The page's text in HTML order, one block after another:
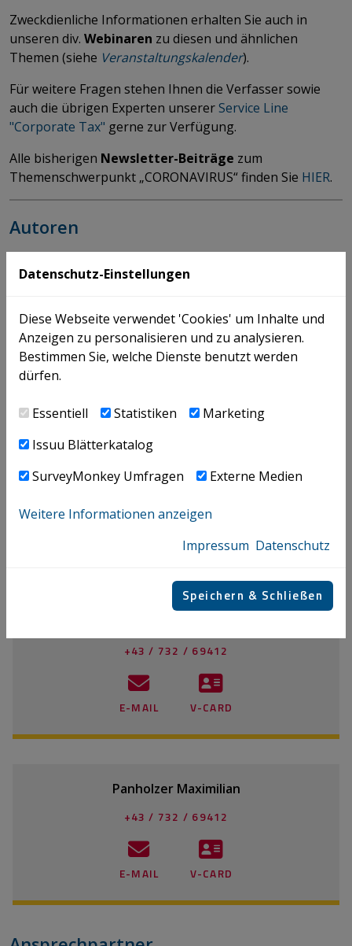
Zweckdienliche Informationen erhalten Sie auch in
unseren div. Webinaren zu diesen und ähnlichen
Themen (siehe Veranstaltungskalender).
Für weitere Fragen stehen Ihnen die Verfasser sowie
auch die übrigen Experten unsererService Line
"Corporate Tax" gerne zur Verfügung.
Alle bisherigen Newsletter-Beiträge zum
Themenschwerpunkt „CORONAVIRUS“ finden Sie HIER​​​​​​​.
Autoren
+43 732 69412 - 5999
Mitterlehner Andreas
+43 732 69412 - 5999
V-CARD
+43 / 732 / 69412
E-MAIL V-CARD
Panholzer Maximilian
+43 / 732 / 69412
E-MAIL V-CARD
Datenschutz-Einstellungen
Diese Webseite verwendet 'Cookies' um Inhalte und
Anzeigen zu personalisieren und zu analysieren.
Bestimmen Sie, welche Dienste benutzt werden
dürfen.
Essentiell Statistiken
Marketing
Issuu Blätterkatalog
SurveyMonkey Umfragen
Externe Medien
Weitere Informationen anzeigen
Impressum Datenschutz
Speichern & Schließen